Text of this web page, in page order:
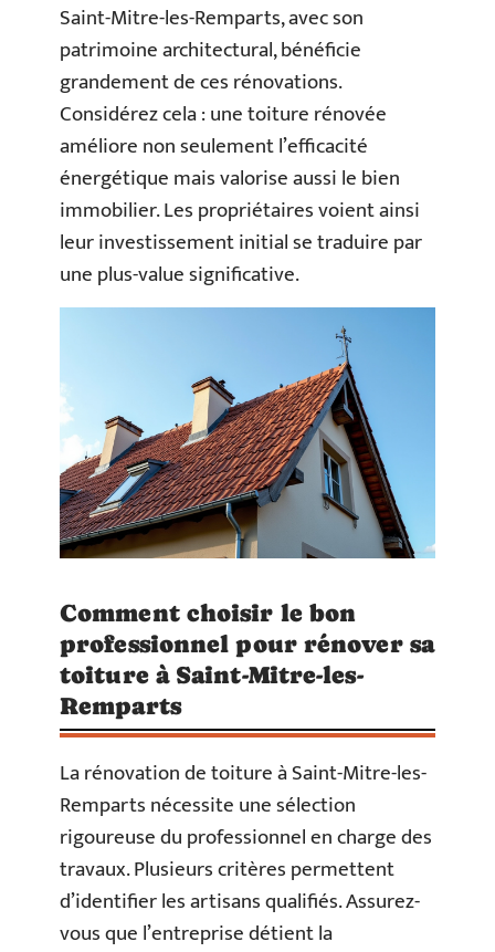
Saint-Mitre-les-Remparts, avec son
patrimoine architectural, bénéficie
grandement de ces rénovations.
Considérez cela : une toiture rénovée
améliore non seulement l’efficacité
énergétique mais valorise aussi le bien
immobilier. Les propriétaires voient ainsi
leur investissement initial se traduire par
une plus-value significative.
Comment choisir le bon
professionnel pour rénover sa
toiture à Saint-Mitre-les-
Remparts
La rénovation de toiture à Saint-Mitre-les-
Remparts nécessite une sélection
rigoureuse du professionnel en charge des
travaux. Plusieurs critères permettent
d’identifier les artisans qualifiés. Assurez-
vous que l’entreprise détient la